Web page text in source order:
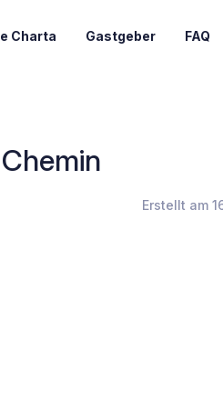
Charta Gastgeber FAQ
Erstellt am